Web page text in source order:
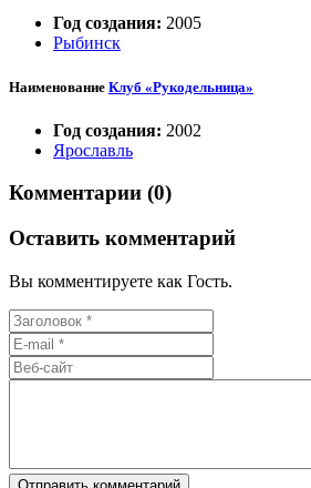
Год создания: 2005
Рыбинск
Наименование Клуб «Рукодельница»
Год создания: 2002
Ярославль
Комментарии (0)
Оставить комментарий
Вы комментируете как Гость.